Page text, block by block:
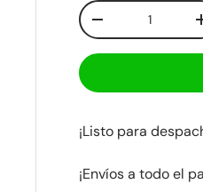
Cant.
-
¡Listo para
¡Envíos a todo el